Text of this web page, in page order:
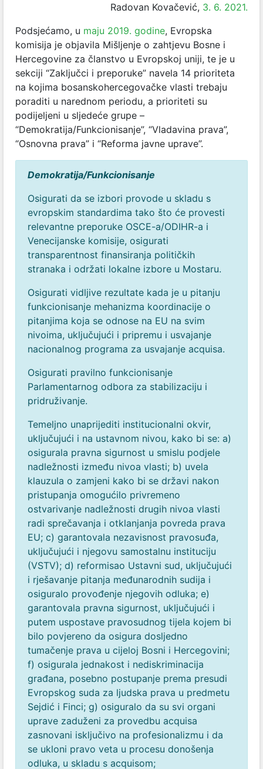
Radovan Kovačević, 3. 6. 2021.
Podsjećamo, u maju 2019. godine, Evropska
komisija je objavila Mišljenje o zahtjevu Bosne i
Hercegovine za članstvo u Evropskoj uniji, te je u
sekciji “Zaključci i preporuke” navela 14 prioriteta
na kojima bosanskohercegovačke vlasti trebaju
poraditi u narednom periodu, a prioriteti su
podijeljeni u sljedeće grupe –
“Demokratija/Funkcionisanje”, “Vladavina prava”,
“Osnovna prava” i “Reforma javne uprave”.
Demokratija/Funkcionisanje
Osigurati da se izbori provode u skladu s
evropskim standardima tako što će provesti
relevantne preporuke OSCE-a/ODIHR-a i
Venecijanske komisije, osigurati
transparentnost finansiranja političkih
stranaka i održati lokalne izbore u Mostaru.
Osigurati vidljive rezultate kada je u pitanju
funkcionisanje mehanizma koordinacije o
pitanjima koja se odnose na EU na svim
nivoima, uključujući i pripremu i usvajanje
nacionalnog programa za usvajanje acquisa.
Osigurati pravilno funkcionisanje
Parlamentarnog odbora za stabilizaciju i
pridruživanje.
Temeljno unaprijediti institucionalni okvir,
uključujući i na ustavnom nivou, kako bi se: a)
osigurala pravna sigurnost u smislu podjele
nadležnosti između nivoa vlasti; b) uvela
klauzula o zamjeni kako bi se državi nakon
pristupanja omogućilo privremeno
ostvarivanje nadležnosti drugih nivoa vlasti
radi sprečavanja i otklanjanja povreda prava
EU; c) garantovala nezavisnost pravosuđa,
uključujući i njegovu samostalnu instituciju
(VSTV); d) reformisao Ustavni sud, uključujući
i rješavanje pitanja međunarodnih sudija i
osiguralo provođenje njegovih odluka; e)
garantovala pravna sigurnost, uključujući i
putem uspostave pravosudnog tijela kojem bi
bilo povjereno da osigura dosljedno
tumačenje prava u cijeloj Bosni i Hercegovini;
f) osigurala jednakost i nediskriminacija
građana, posebno postupanje prema presudi
Evropskog suda za ljudska prava u predmetu
Sejdić i Finci; g) osiguralo da su svi organi
uprave zaduženi za provedbu acquisa
zasnovani isključivo na profesionalizmu i da
se ukloni pravo veta u procesu donošenja
odluka, u skladu s acquisom;